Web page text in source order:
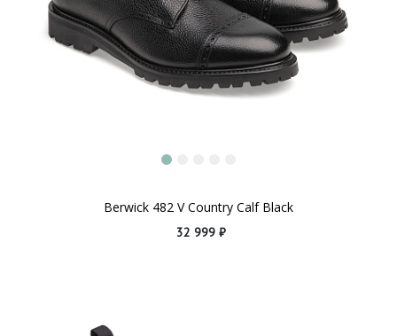
Berwick 482 V Country Calf Black
32 999 ₽